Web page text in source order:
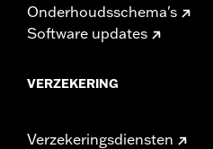
Onderhoudsschema's
Software updates
VERZEKERING
Verzekeringsdiensten